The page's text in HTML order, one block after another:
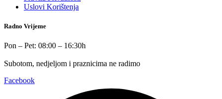
Uslovi Korištenja
Radno Vrijeme
Pon – Pet: 08:00 – 16:30h
Subotom, nedjeljom i praznicima ne radimo
Facebook